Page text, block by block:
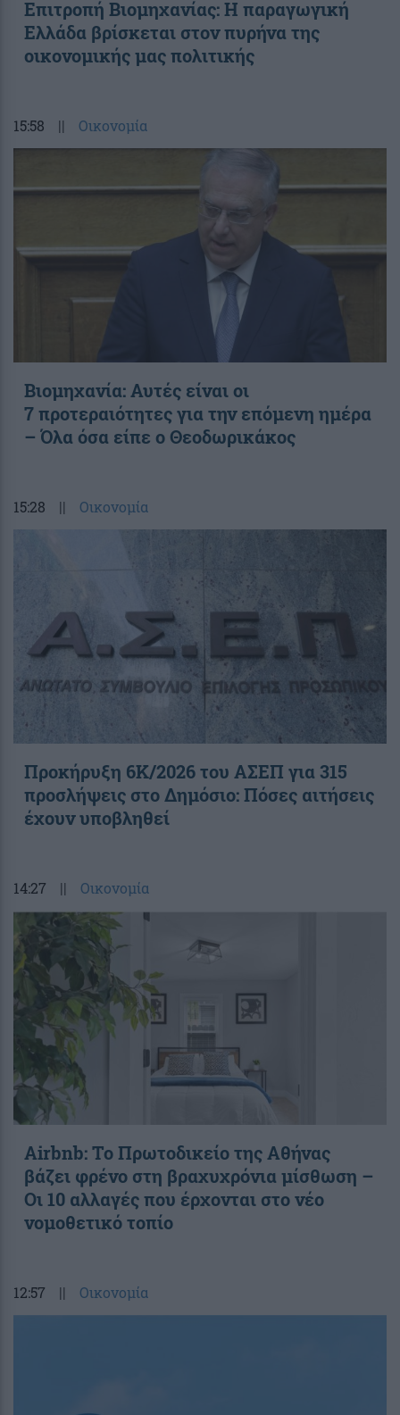
Επιτροπή Βιομηχανίας: Η παραγωγική
Ελλάδα βρίσκεται στον πυρήνα της
οικονομικής μας πολιτικής
15:58 || Οικονομία
Βιομηχανία: Αυτές είναι οι
7 προτεραιότητες για την επόμενη ημέρα
– Όλα όσα είπε ο Θεοδωρικάκος
15:28 || Οικονομία
Προκήρυξη 6Κ/2026 του ΑΣΕΠ για 315
προσλήψεις στο Δημόσιο: Πόσες αιτήσεις
έχουν υποβληθεί
14:27 || Οικονομία
Airbnb: Το Πρωτοδικείο της Αθήνας
βάζει φρένο στη βραχυχρόνια μίσθωση –
Οι 10 αλλαγές που έρχονται στο νέο
νομοθετικό τοπίο
12:57 || Οικονομία